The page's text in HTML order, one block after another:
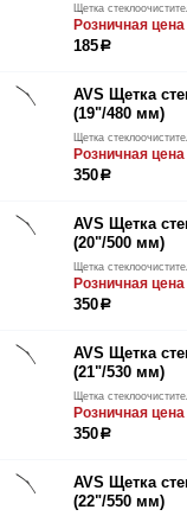
Щетка
Розничная цена
185р
AVS Щетка
(19"/480 мм)
Щетка
Розничная цена
350р
AVS Щетка
(20"/500 мм)
Щетка
Розничная цена
350р
AVS Щетка
(21"/530 мм)
Щетка
Розничная цена
350р
AVS Щетка
(22"/550 мм)